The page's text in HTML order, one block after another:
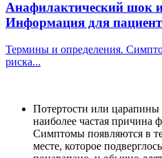
Анафилактический шок
Информация для
Термины и определения.
риска...
Потертости или
наиболее частая причина
Симптомы появляются в
месте, которое